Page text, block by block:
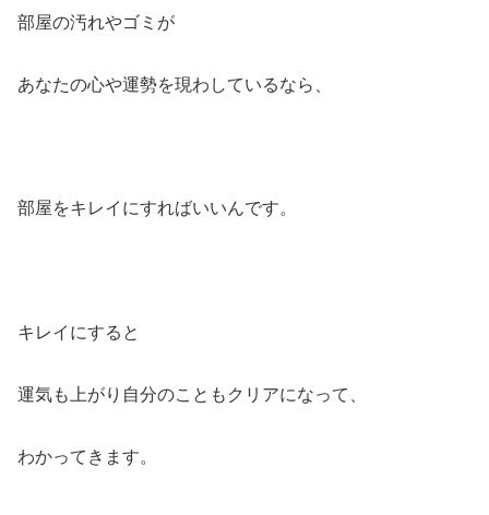
部屋の汚れやゴミが
あなたの心や運勢を現わしているなら、
部屋をキレイにすればいいんです。
キレイにすると
運気も上がり自分のこともクリアになって、
わかってきます。